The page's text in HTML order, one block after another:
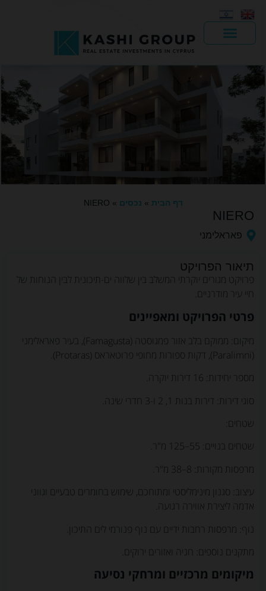
דף הבית»נכסים»
NIERO
NIERO
פאראלימני
תיאור הפרויקט
פרויקט מגורים יוקרתי המשלב בין שלווה ים-תיכונית לבין הנוחות של
חיי עיר מודרניים.
פרטי הפרויקט ומאפיינים
מיקום: ממוקם בלב אזור פמגוסטה (Famagusta), בעיר פאראלימני
מספר יחידות: 16 דירות יוקרה.
סוגי דירות: דירות בנות 1, 2 ו-3 חדרי שינה.
שטחים:
שטחים בנויים: 55–125 מ"ר.
מרפסות מקורות: 8–38 מ"ר.
עיצוב: סגנון מינימליסטי ומתוחכם, שימוש בחומרים טבעיים וגווני
אדמה ליצירת אווירה רגועה.
נוף: מרפסות רחבות ידיים עם נוף פנורמי לים התיכון.
מתקנים נוספים: חניה ואזורים ירוקים.
מיקומים מרכזיים ומרחקי נסיעה